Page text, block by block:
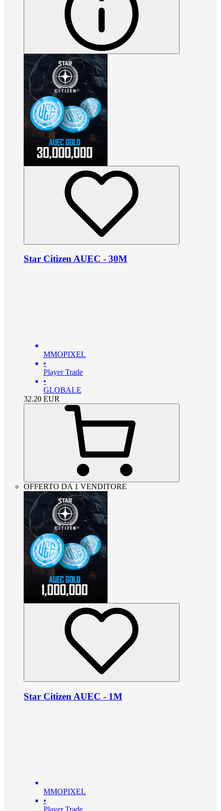
Star Citizen AUEC - 30M
MMOPIXEL
•
Player Trade
•
GLOBALE
32.20 EUR
OFFERTO DA 1 VENDITORE
Star Citizen AUEC - 1M
MMOPIXEL
•